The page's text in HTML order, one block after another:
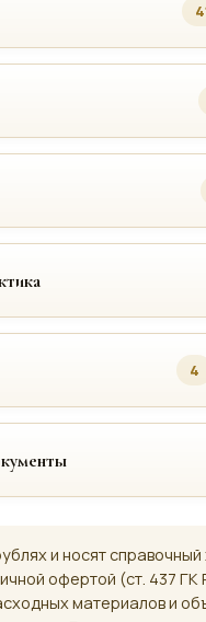
4
и носят
офертой (ст. 437
материалов и